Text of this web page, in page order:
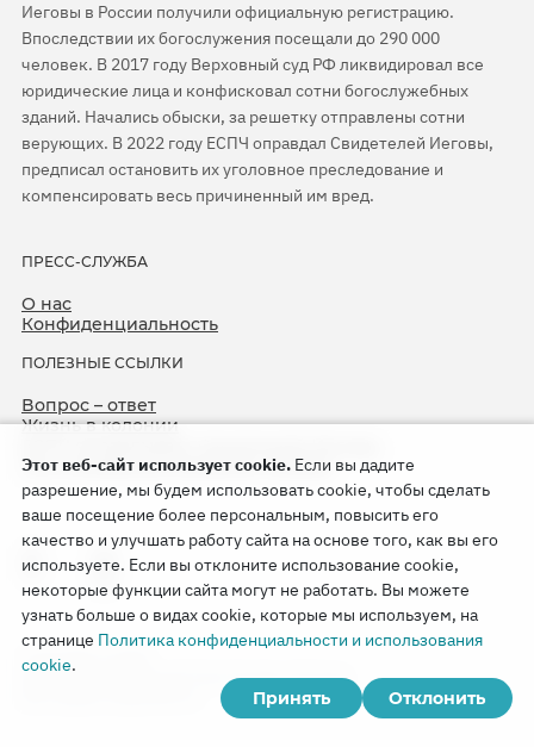
Иеговы в России получили официальную регистрацию.
Впоследствии их богослужения посещали до 290 000
человек. В 2017 году Верховный суд РФ ликвидировал все
юридические лица и конфисковал сотни богослужебных
зданий. Начались обыски, за решетку отправлены сотни
верующих. В 2022 году ЕСПЧ оправдал Свидетелей Иеговы,
предписал остановить их уголовное преследование и
компенсировать весь причиненный им вред.
ПРЕСС-СЛУЖБА
О нас
Конфиденциальность
ПОЛЕЗНЫЕ ССЫЛКИ
Вопрос – ответ
Жизнь в колонии
75-я годовщина операции «Север»
Copyright © 2026
Watch Tower Bible and Tract Society of Korea.
Этот веб-сайт использует cookie. Если вы дадите
разрешение, мы будем использовать cookie, чтобы сделать
ваше посещение более персональным, повысить его
качество и улучшать работу сайта на основе того, как вы его
используете. Если вы отклоните использование cookie,
некоторые функции сайта могут не работать. Вы можете
узнать больше о видах cookie, которые мы используем, на
странице Политика конфиденциальности и использования
cookie.
Принять
Отклонить